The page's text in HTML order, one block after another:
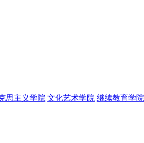
思主义学院 文化艺术学院 继续教育学院